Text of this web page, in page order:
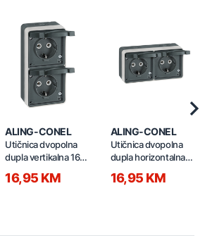
ALING-CONEL
Utičnica dvopolna
dupla vertikalna 16A
16,95 KM
ALING-CONEL
Utičnica dvopolna
dupla horizontalna
16,95 KM